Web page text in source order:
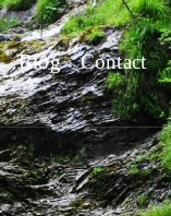
Blog Contact